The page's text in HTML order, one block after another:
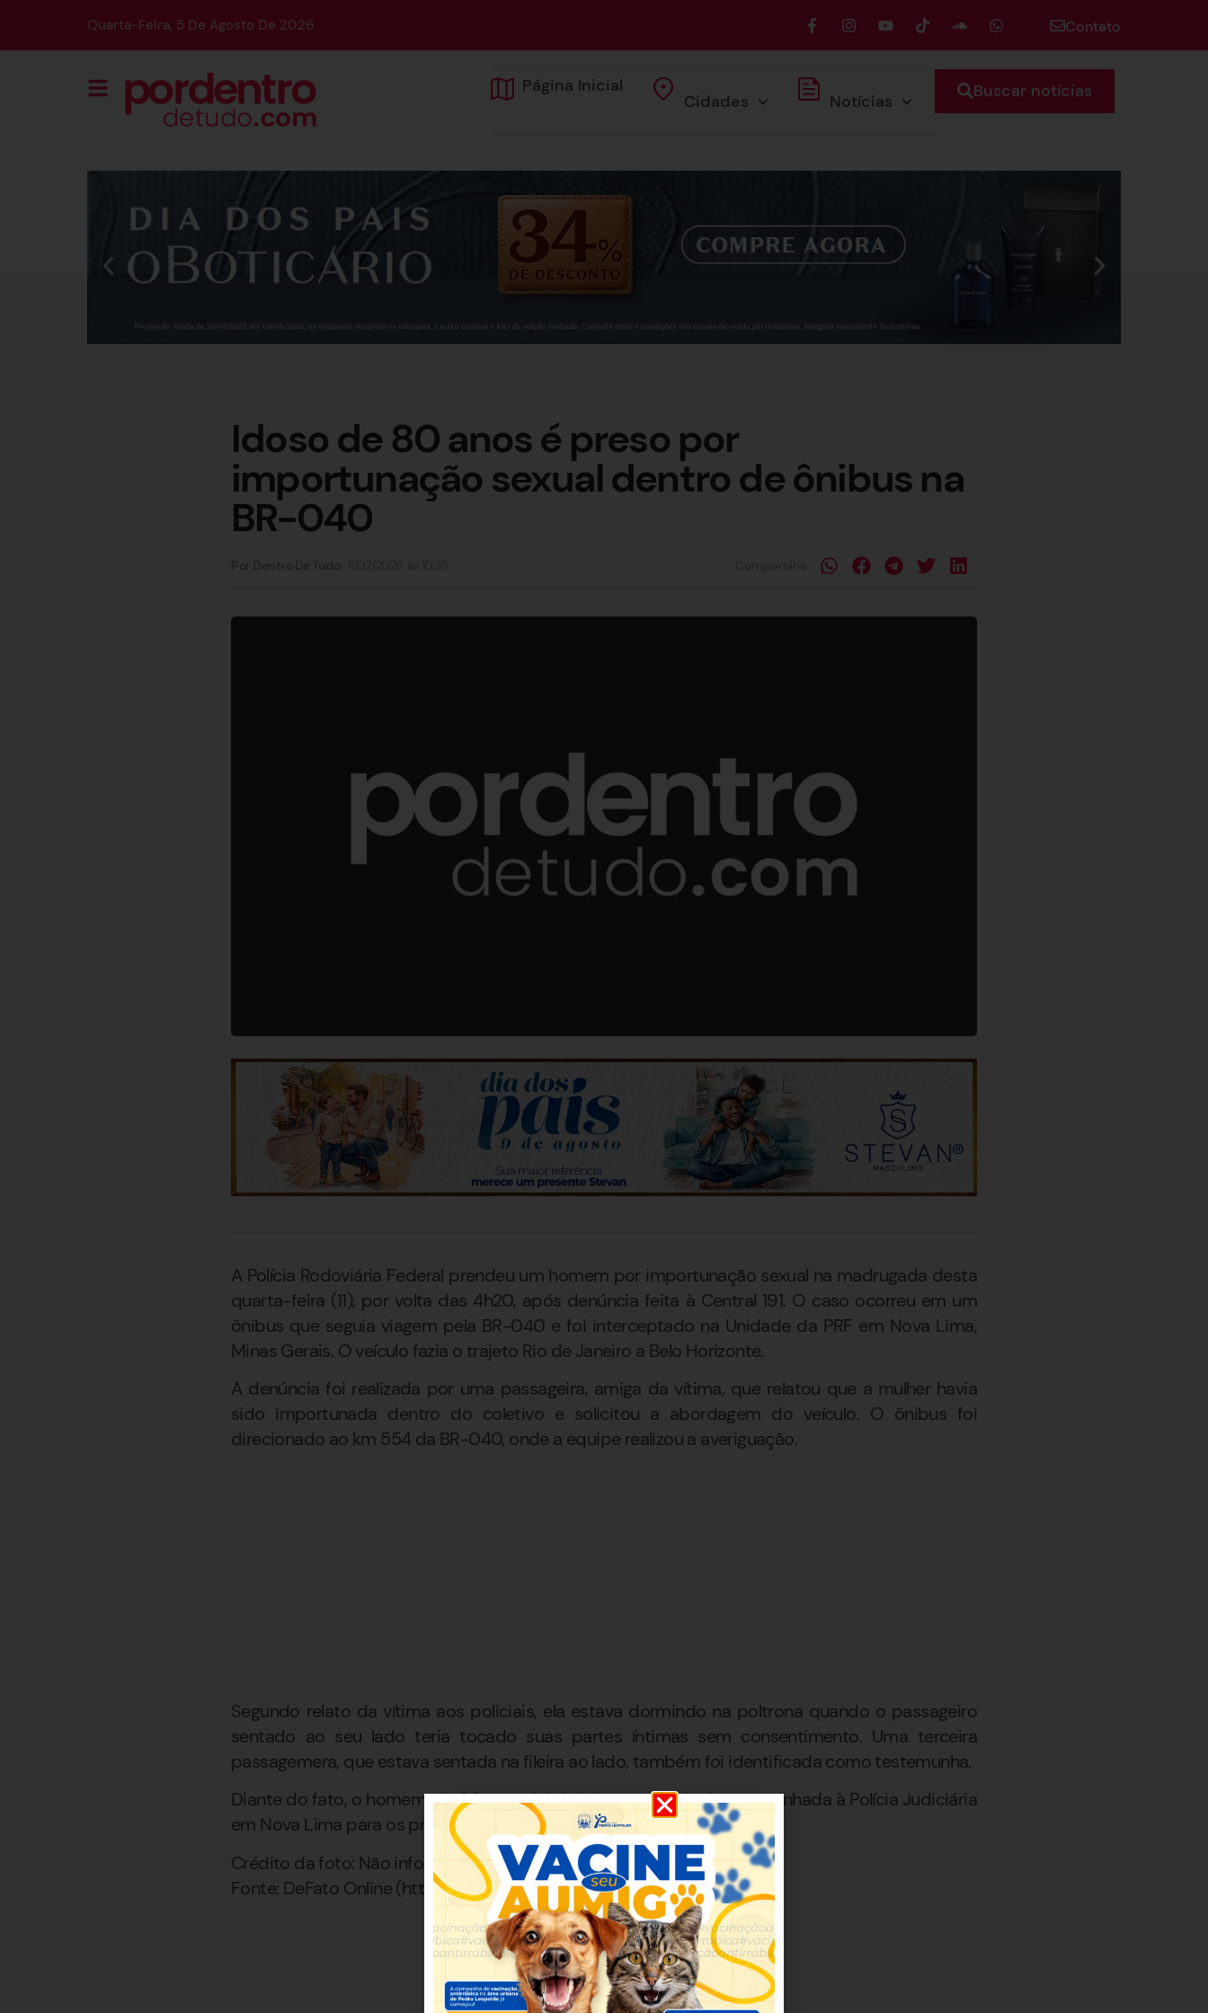
Quarta-Feira, 5 De Agosto De 2026 Contato
Página Inicial
Cidades Notícias Buscar notícias
Idoso de 80 anos é preso por
importunação sexual dentro de ônibus na
BR-040
A Polícia Rodoviária Federal prendeu um homem por importunação sexual na madrugada desta
quarta-feira (11), por volta das 4h20, após denúncia feita à Central 191. O caso ocorreu em um
ônibus que seguia viagem pela BR-040 e foi interceptado na Unidade da PRF em Nova Lima,
Minas Gerais. O veículo fazia o trajeto Rio de Janeiro a Belo Horizonte.
A denúncia foi realizada por uma passageira, amiga da vítima, que relatou que a mulher havia
sido importunada dentro do coletivo e solicitou a abordagem do veículo. O ônibus foi
direcionado ao km 554 da BR-040, onde a equipe realizou a averiguação.
Segundo relato da vítima aos policiais, ela estava dormindo na poltrona quando o passageiro
sentado ao seu lado teria tocado suas partes íntimas sem consentimento. Uma terceira
passagemera, que estava sentada na fileira ao lado, também foi identificada como testemunha.
Diante do fato, o homem, de 80 anos, foi detido e a ocorrência encaminhada à Polícia Judiciária
em Nova Lima para os procedimentos cabíveis.
Crédito da foto: Não informado
Fonte: DeFato Online (https://ift.tt/xdn7tEH)